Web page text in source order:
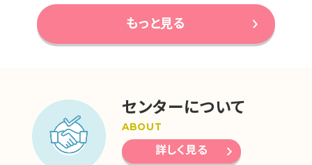
もっと見る
センターについて
ABOUT
詳しく見る